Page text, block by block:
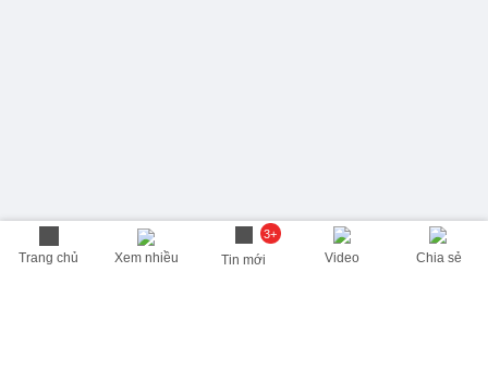
Trang chủ Xem nhiều
3+
Tin mới Video Chia sẻ